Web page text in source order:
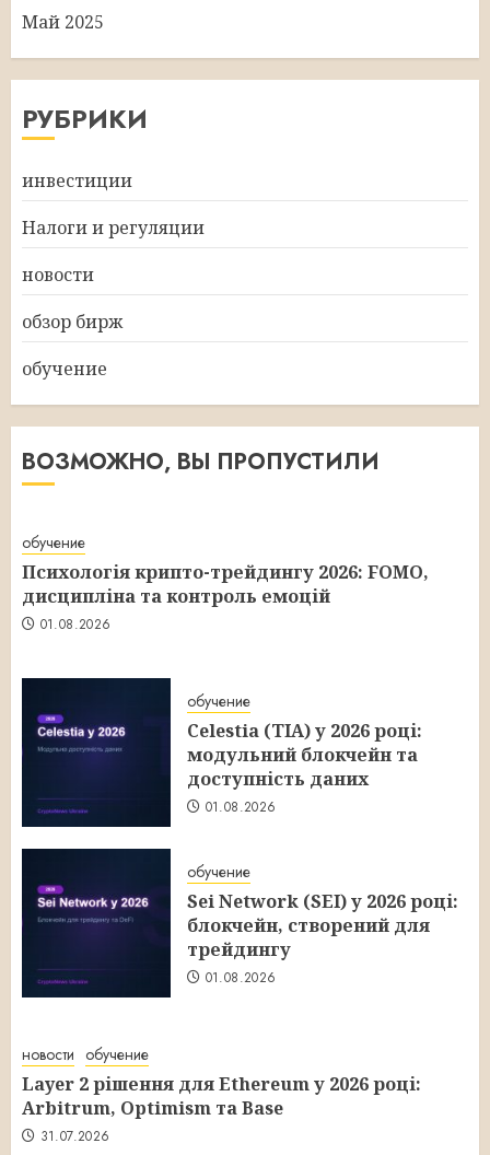
Май 2025
РУБРИКИ
инвестиции
Налоги и регуляции
новости
обзор бирж
обучение
ВОЗМОЖНО, ВЫ ПРОПУСТИЛИ
обучение
Психологія крипто-трейдингу 2026: FOMO,
дисципліна та контроль емоцій
01.08.2026
обучение
Celestia (TIA) у 2026 році:
модульний блокчейн та
доступність даних
01.08.2026
обучение
Sei Network (SEI) у 2026 році:
блокчейн, створений для
трейдингу
01.08.2026
новости обучение
Layer 2 рішення для Ethereum у 2026 році:
Arbitrum, Optimism та Base
31.07.2026